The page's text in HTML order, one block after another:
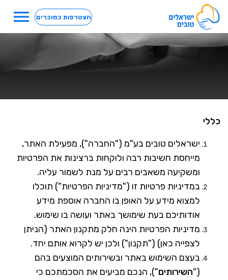
הצטרפות כמוכרים menu
כללי
ישראלים טובים בע"מ ("החברה"), מפעילת האתר,
מייחסת חשיבות רבה ולוקחות ברצינות את הפרטיות
ומשקיעה משאבים רבים על מנת לשמור עליה.
במדיניות פרטיות זו ("מדיניות הפרטיות") תוכלו
למצוא מידע על האופן בו החברה אוספת מידע
אודותיכם בעת שימושך באתר ועושה בו שימוש.
מדיניות הפרטיות הינה חלק מתקנון האתר (הניתן
לצפייה כאן) ("תקנון") ולכן יש לקרוא אותם יחד.
בעצם השימוש באתר ובשירותים המוצעים בהם
("השירותים"), הנכם מביעים את הסכמתכם כי